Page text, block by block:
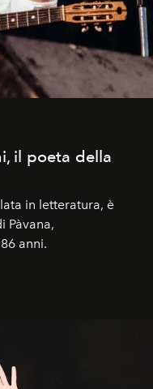
il poeta della
in letteratura, è
Pàvana,
anni.